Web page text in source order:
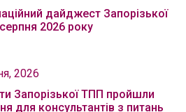
дайджест Запорізької
2026 року
2026
Запорізької ТПП пройшли
для консультантів з питань